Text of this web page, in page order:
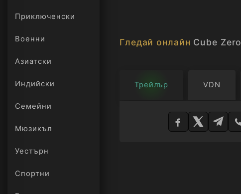
Приключенски
Военни
Азиатски
Индийски
Семейни
Мюзикъл
Уестърн
Спортни
Гледай онлайн Cube Zero
Трейлър VDN